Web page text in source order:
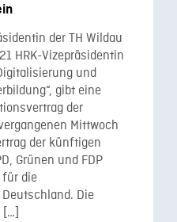
der TH Wildau
HRK-Vizepräsidentin
und
gibt eine
der
Mittwoch
der künftigen
Grünen und FDP
die
Die